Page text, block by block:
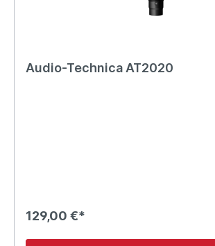
Audio-Technica AT2020
129,00 €*